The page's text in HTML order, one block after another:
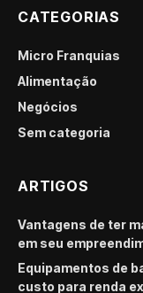
CATEGORIAS
Micro Franquias
Alimentação
Negócios
Sem categoria
ARTIGOS
Vantagens de ter
em seu
Equipamentos de
custo para renda